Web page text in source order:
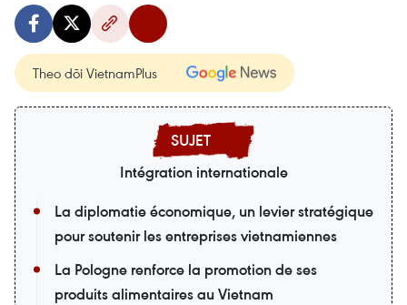
Theo dõi VietnamPlus
Intégration internationale
La diplomatie économique, un levier stratégique
pour soutenir les entreprises vietnamiennes
La Pologne renforce la promotion de ses
produits alimentaires au Vietnam